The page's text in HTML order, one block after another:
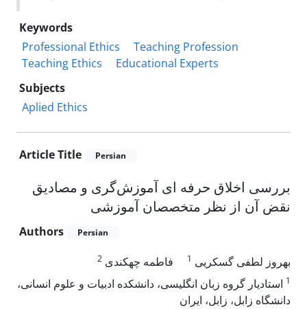
Keywords
Professional Ethics
Teaching Profession
Teaching Ethics
Educational Experts
Subjects
Aplied Ethics
Article Title Persian
بررسی اخلاق حرفه ای آموزش‌گری و مصادیق
نقض آن از نظر متخصصان آموزشی
Authors Persian
بهروز لطفی گسکریی 1 فاطمه چهکندی 2
1 استادیار گروه زبان انگلیسی، دانشکده ادبیات و علوم انسانی،
دانشگاه زابل، زابل، ایران